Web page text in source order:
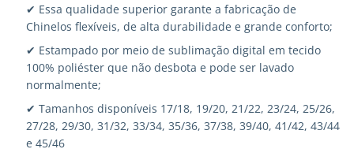
✔ Essa qualidade superior garante a fabricação de
Chinelos flexíveis, de alta durabilidade e grande conforto;
✔ Estampado por meio de sublimação digital em tecido
100% poliéster que não desbota e pode ser lavado
normalmente;
✔ Tamanhos disponíveis 17/18, 19/20, 21/22, 23/24, 25/26,
27/28, 29/30, 31/32, 33/34, 35/36, 37/38, 39/40, 41/42, 43/44
e 45/46